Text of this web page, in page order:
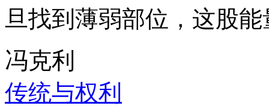
旦找到薄弱部位，这股
冯克利
传统与权利